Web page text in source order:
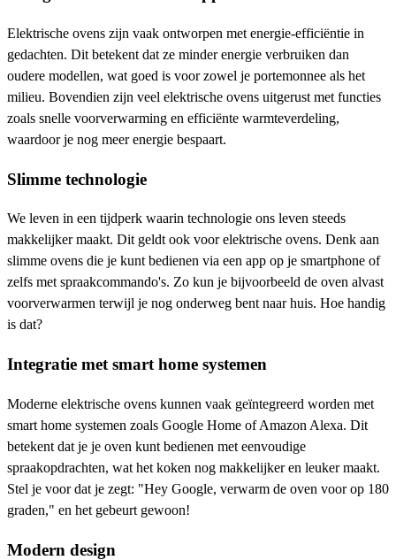
Elektrische ovens zijn vaak ontworpen met energie-efficiëntie in
gedachten. Dit betekent dat ze minder energie verbruiken dan
oudere modellen, wat goed is voor zowel je portemonnee als het
milieu. Bovendien zijn veel elektrische ovens uitgerust met functies
zoals snelle voorverwarming en efficiënte warmteverdeling,
waardoor je nog meer energie bespaart.
Slimme technologie
We leven in een tijdperk waarin technologie ons leven steeds
makkelijker maakt. Dit geldt ook voor elektrische ovens. Denk aan
slimme ovens die je kunt bedienen via een app op je smartphone of
zelfs met spraakcommando's. Zo kun je bijvoorbeeld de oven alvast
voorverwarmen terwijl je nog onderweg bent naar huis. Hoe handig
is dat?
Integratie met smart home systemen
Moderne elektrische ovens kunnen vaak geïntegreerd worden met
smart home systemen zoals Google Home of Amazon Alexa. Dit
betekent dat je je oven kunt bedienen met eenvoudige
spraakopdrachten, wat het koken nog makkelijker en leuker maakt.
Stel je voor dat je zegt: "Hey Google, verwarm de oven voor op 180
graden," en het gebeurt gewoon!
Modern design